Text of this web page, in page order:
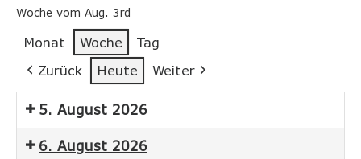
Woche vom Aug. 3rd
Monat Woche
Tag
Zurück
Heute Weiter
5. August 2026
6. August 2026